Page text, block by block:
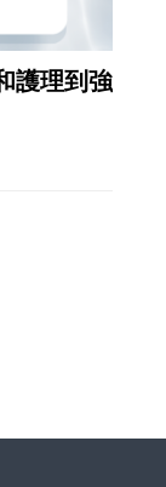
護理到強